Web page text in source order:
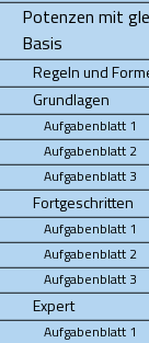
Potenzen mit
Basis
Regeln und
Grundlagen
Aufgabenblatt 1
Aufgabenblatt 2
Aufgabenblatt 3
Fortgeschritten
Aufgabenblatt 1
Aufgabenblatt 2
Aufgabenblatt 3
Expert
Aufgabenblatt 1